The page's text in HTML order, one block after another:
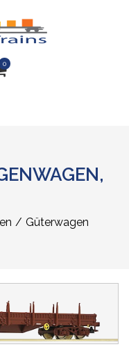
0
Güterwagen